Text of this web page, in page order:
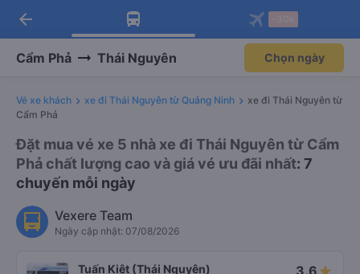
Tải app Vexere ngay!
Nhận ưu đãi thành viên độc
Mở app
Tải app Vexere
-30k/ghế khi đặt vé máy bay qua
Mở app
arrow_back
Cẩm Phả Thái Nguyên Chọn ngày
Vé xe khách xe đi Thái Nguyên từ Quảng Ninh
xe đi Thái Nguyên từ
Cẩm Phả
Đặt mua vé xe 5 nhà xe đi Thái Nguyên từ Cẩm
Phả chất lượng cao và giá vé ưu đãi nhất: 7
chuyến mỗi ngày
Vexere Team
Ngày cập nhật: 07/08/2026
Tuấn Kiệt (Thái Nguyên) 3.6